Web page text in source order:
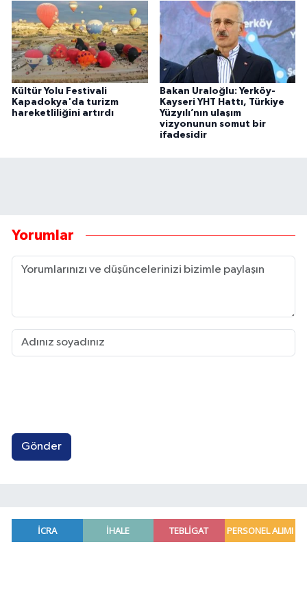
Kültür Yolu Festivali
Kapadokya'da turizm
hareketliliğini artırdı
Bakan Uraloğlu: Yerköy-
Kayseri YHT Hattı, Türkiye
Yüzyılı’nın ulaşım
vizyonunun somut bir
ifadesidir
Yorumlar
Gönder